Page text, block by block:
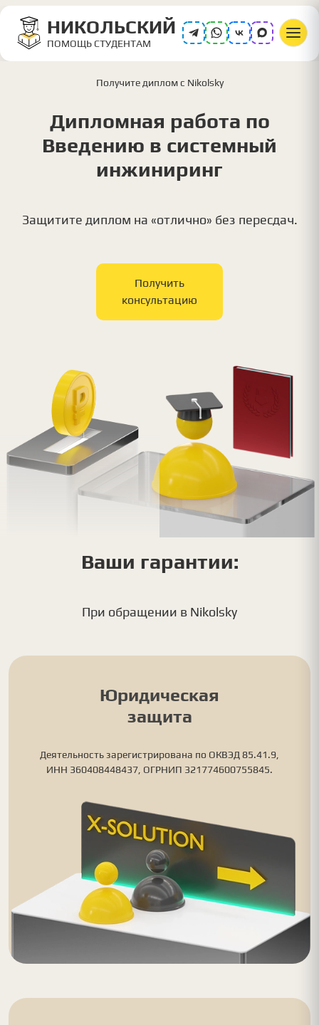
НИКОЛЬСКИЙ
ПОМОЩЬ СТУДЕНТАМ
Получите диплом с Nikolsky
Дипломная работа по
Введению в системный
инжиниринг
Защитите диплом на «отлично» без пересдач.
Получить
консультацию
Ваши гарантии:
При обращении в Nikolsky
Юридическая
защита
Деятельность зарегистрирована по ОКВЭД 85.41.9,
ИНН 360408448437, ОГРНИП 321774600755845.